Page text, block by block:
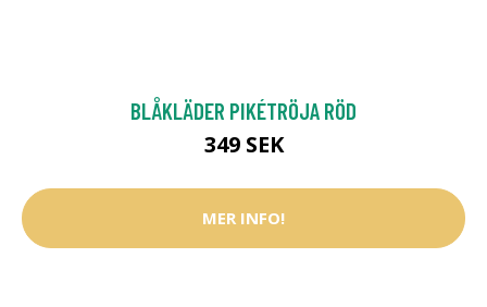
BLÅKLÄDER PIKÉTRÖJA RÖD
349 SEK
MER INFO!